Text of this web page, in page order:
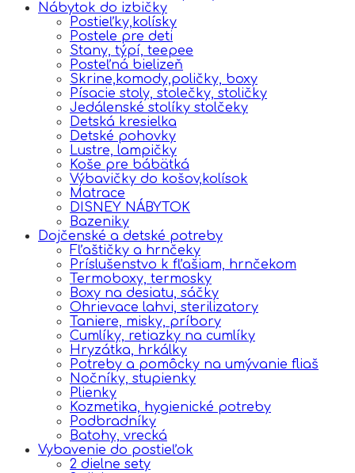
Nábytok do izbičky
Postieľky,kolísky
Postele pre deti
Stany, týpí, teepee
Posteľná bielizeň
Skrine,komody,poličky, boxy
Písacie stoly, stolečky, stoličky
Jedálenské stolíky stolčeky
Detská kresielka
Detské pohovky
Lustre, lampičky
Koše pre bábätká
Výbavičky do košov,kolísok
Matrace
DISNEY NÁBYTOK
Bazeniky
Dojčenské a detské potreby
Fľaštičky a hrnčeky
Príslušenstvo k fľašiam, hrnčekom
Termoboxy, termosky
Boxy na desiatu, sáčky
Ohrievace lahvi, sterilizatory
Taniere, misky, príbory
Cumlíky, retiazky na cumlíky
Hryzátka, hrkálky
Potreby a pomôcky na umývanie fliaš
Nočníky, stupienky
Plienky
Kozmetika, hygienické potreby
Podbradníky
Batohy, vrecká
Vybavenie do postieľok
2 dielne sety